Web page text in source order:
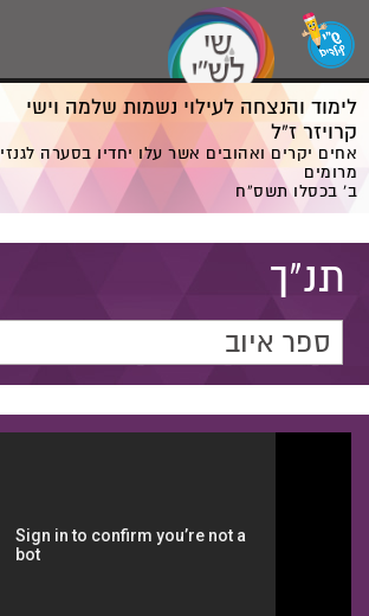
לימוד והנצחה לעילוי נשמות שלמה וישי
קרויזר ז”ל
אחים יקרים ואהובים אשר עלו יחדיו בסערה לגנזי
מרומים
ב' בכסלו תשס”ח
תנ"ך
ספר איוב